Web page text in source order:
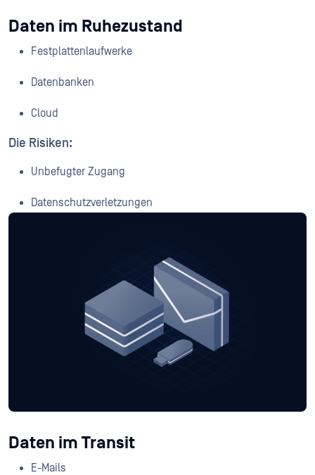
Daten im Ruhezustand
Festplattenlaufwerke
Datenbanken
Cloud
Die Risiken:
Unbefugter Zugang
Datenschutzverletzungen
Daten im Transit
E-Mails